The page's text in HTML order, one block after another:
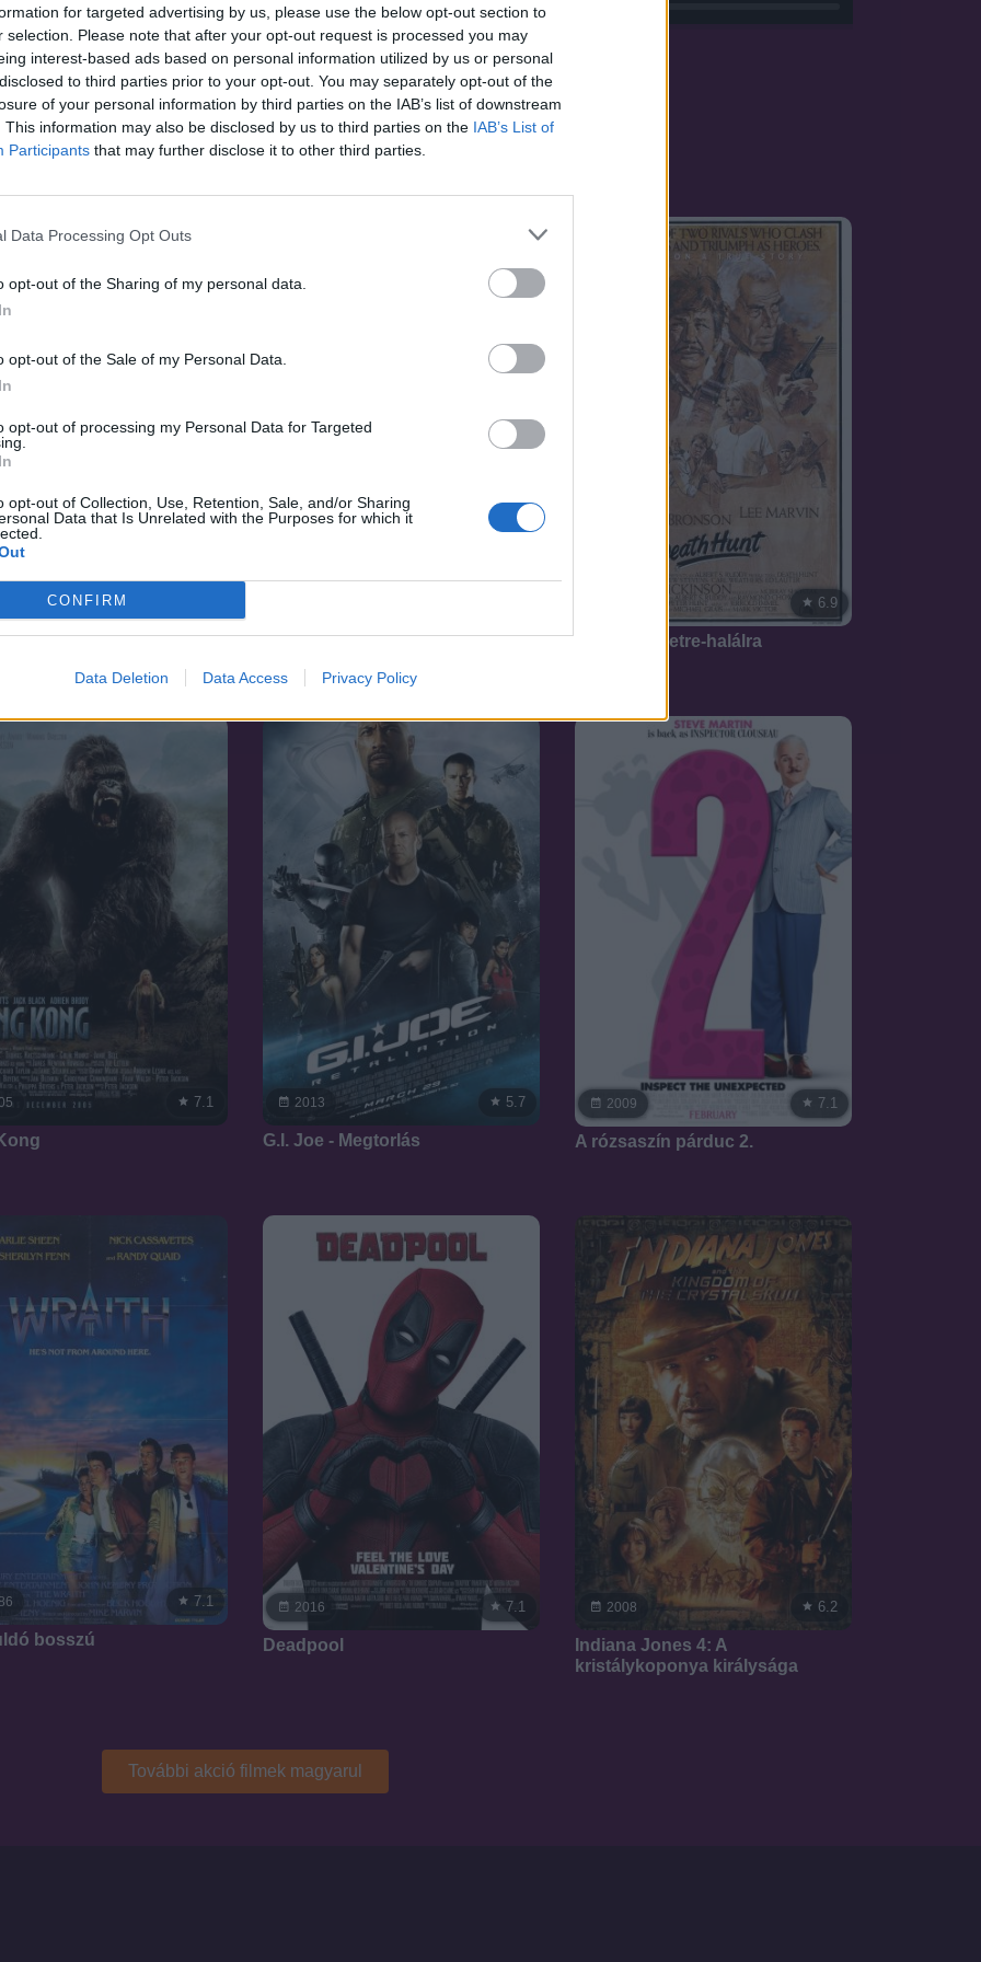
for targeted advertising by us, please use the below opt-out section to
selection. Please note that after your opt-out request is processed you may
interest-based ads based on personal information utilized by us or personal
to third parties prior to your opt-out. You may separately opt-out of the
of your personal information by third parties on the IAB’s list of downstream
This information may also be disclosed by us to third parties on the IAB’s List of
Participants that may further disclose it to other third parties.
Data Processing Opt Outs
opt-out of the Sharing of my personal data.
opt-out of the Sale of my Personal Data.
opt-out of processing my Personal Data for Targeted
opt-out of Collection, Use, Retention, Sale, and/or Sharing
Data that Is Unrelated with the Purposes for which it
CONFIRM
Data Deletion Data Access Privacy Policy
Hasonló teljes filmek magyarul
lány
6.9
Vadászat életre-halálra
7.1 2013 5.7
G.I. Joe - Megtorlás
2009 7.1
A rózsaszín párduc 2.
7.1
bosszú
2016 7.1
Deadpool
2008 6.2
Indiana Jones 4: A
kristálykoponya királysága
További akció filmek magyarul